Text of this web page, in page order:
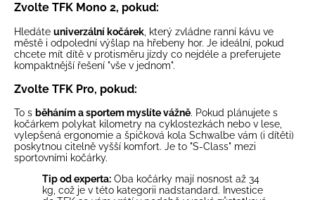
Zvolte TFK Mono 2, pokud:
Hledáte univerzální kočárek , který zvládne ranní kávu ve
městě i odpolední výšlap na hřebeny hor. Je ideální, pokud
chcete mít dítě v protisměru jízdy co nejdéle a preferujete
kompaktnější řešení "vše v jednom".
Zvolte TFK Pro, pokud:
To s běháním a sportem myslíte vážně. Pokud plánujete s
kočárkem polykat kilometry na cyklostezkách nebo v lese,
vylepšená ergonomie a špičková kola Schwalbe vám (i dítěti)
poskytnou citelně vyšší komfort. Je to "S-Class" mezi
sportovními kočárky.
Tip od experta: Oba kočárky mají nosnost až 34
kg, což je v této kategorii nadstandard. Investice